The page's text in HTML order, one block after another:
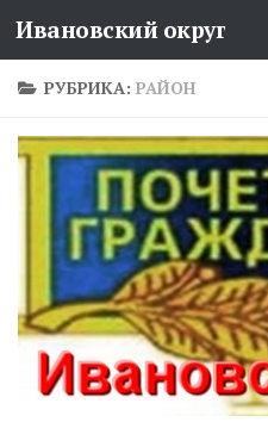
Перейти к содержимому
Ивановский округ
РУБРИКА: РАЙОН